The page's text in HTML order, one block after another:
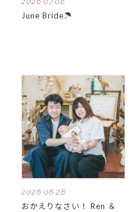
June Bride☂
2026.06.28
おかえりなさい！ Ren ＆